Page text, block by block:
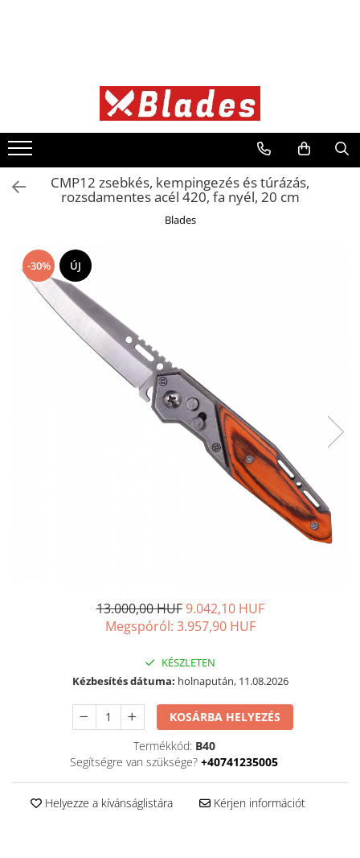
Japán kések
CMP12 zsebkés, kempingezés és túrázás,
rozsdamentes acél 420, fa nyél, 20 cm
Blades
-30% ÚJ
13.000,00 HUF 9.042,10 HUF
Megspóról: 3.957,90 HUF
KÉSZLETEN
Kézbesítés dátuma: holnapután, 11.08.2026
KOSÁRBA HELYEZÉS
Termékkód: B40
Segítségre van szüksége? +40741235005
Helyezze a kívánságlistára Kérjen információt